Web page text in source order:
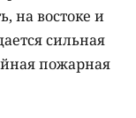
на востоке и
сильная
пожарная